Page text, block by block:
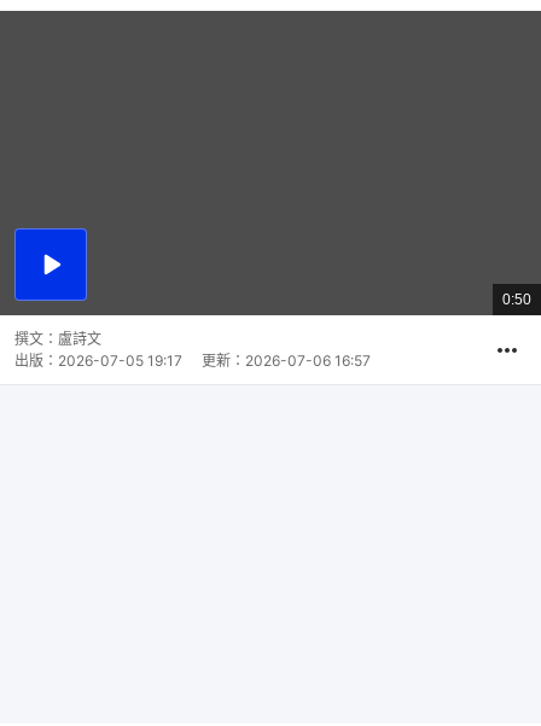
播
總
共
0:50
撰文： 盧詩文
出版： 2026-07-05 19:17 更新： 2026-07-06 16:57